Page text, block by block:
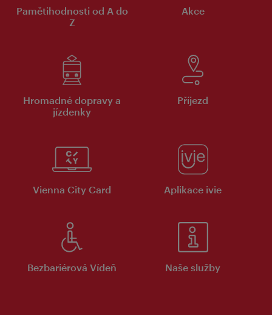
Pamětihodnosti od A do
Z
Akce
Hromadné dopravy a
jízdenky
Příjezd
Vienna City Card Aplikace ivie
Bezbariérová Vídeň Naše služby